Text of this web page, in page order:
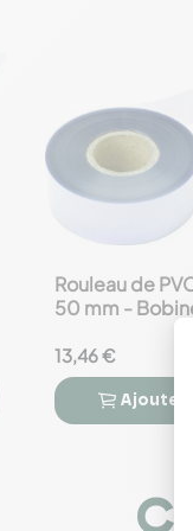
favorite_border
Rouleau de
50 mm -
13,46 €
 
Ajouter